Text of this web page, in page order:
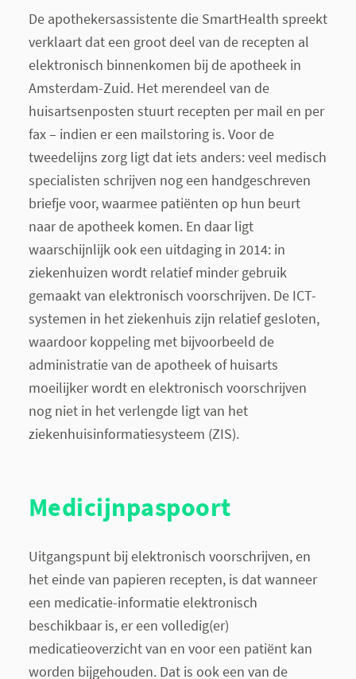
De apothekersassistente die SmartHealth spreekt
verklaart dat een groot deel van de recepten al
elektronisch binnenkomen bij de apotheek in
Amsterdam-Zuid. Het merendeel van de
huisartsenposten stuurt recepten per mail en per
fax – indien er een mailstoring is. Voor de
tweedelijns zorg ligt dat iets anders: veel medisch
specialisten schrijven nog een handgeschreven
briefje voor, waarmee patiënten op hun beurt
naar de apotheek komen. En daar ligt
waarschijnlijk ook een uitdaging in 2014: in
ziekenhuizen wordt relatief minder gebruik
gemaakt van elektronisch voorschrijven. De ICT-
systemen in het ziekenhuis zijn relatief gesloten,
waardoor koppeling met bijvoorbeeld de
administratie van de apotheek of huisarts
moeilijker wordt en elektronisch voorschrijven
nog niet in het verlengde ligt van het
ziekenhuisinformatiesysteem (ZIS).
Medicijnpaspoort
Uitgangspunt bij elektronisch voorschrijven, en
het einde van papieren recepten, is dat wanneer
een medicatie-informatie elektronisch
beschikbaar is, er een volledig(er)
medicatieoverzicht van en voor een patiënt kan
worden bijgehouden. Dat is ook een van de